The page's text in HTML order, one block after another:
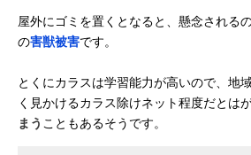
屋外にゴミを置くとなると、懸念される
の害獣被害です。
とくにカラスは学習能力が高いので、地
く見かけるカラス除けネット程度だとは
まう こともあるそうです。